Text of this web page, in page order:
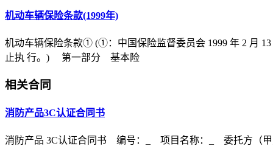
机动车辆保险条款(1999年)
机动车辆保险条款① (①：中国保险监督委员会 1999 年 2 月
止执 行。) 第一部分 基本险
相关合同
消防产品3C认证合同书
消防产品 3C认证合同书 编号：_ 项目名称：_ 委托方（